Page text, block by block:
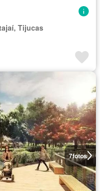
Tijucas
7fotos